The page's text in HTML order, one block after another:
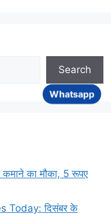
Whatsapp
Search
का मौका, 5 रूपए
Today: दिसंबर के